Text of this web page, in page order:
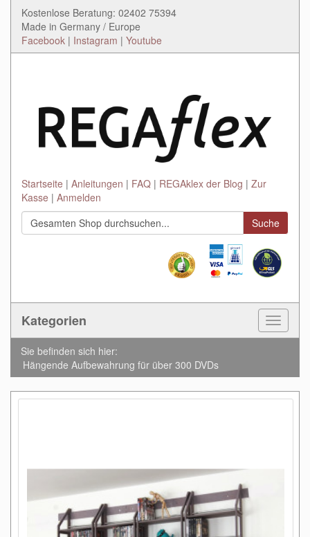
Kostenlose Beratung: 02402 75394
Made in Germany / Europe
Facebook | Instagram | Youtube
Startseite Anleitungen FAQ REGAklex der Blog
Zur
Kasse
Anmelden
Suche
Kategorien
Toggle
Sie befinden sich hier:
Hängende Aufbewahrung für über 300 DVDs